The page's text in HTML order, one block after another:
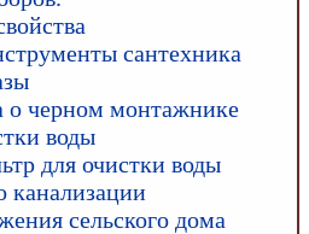
сантехника
о черном монтажнике
воды
для очистки воды
сельского дома